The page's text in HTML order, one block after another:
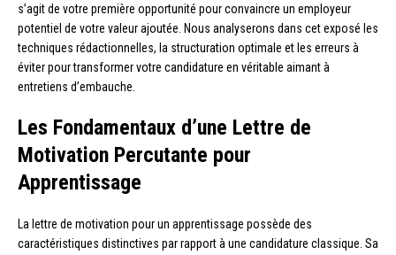
s’agit de votre première opportunité pour convaincre un employeur
potentiel de votre valeur ajoutée. Nous analyserons dans cet exposé les
techniques rédactionnelles, la structuration optimale et les erreurs à
éviter pour transformer votre candidature en véritable aimant à
entretiens d’embauche.
Les Fondamentaux d’une Lettre de
Motivation Percutante pour
Apprentissage
La lettre de motivation pour un apprentissage possède des
caractéristiques distinctives par rapport à une candidature classique. Sa